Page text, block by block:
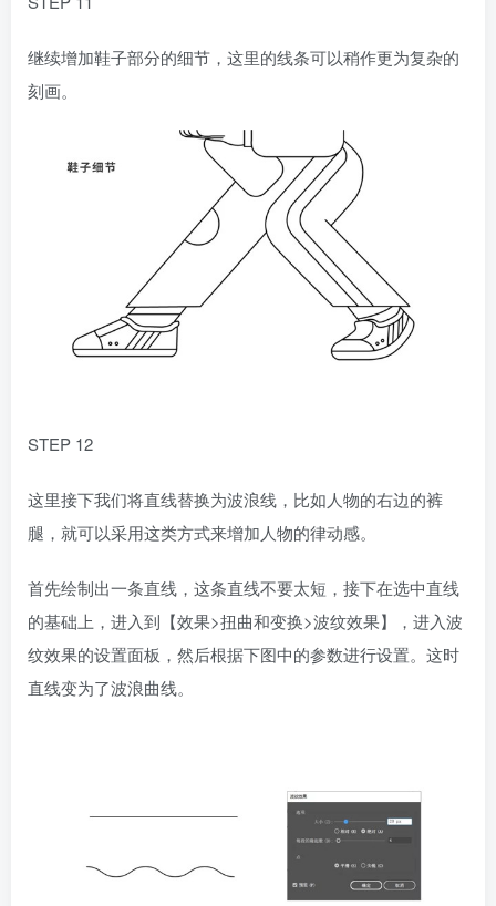
继续增加鞋子部分的细节，这里的线条可以稍作更为复杂的
刻画。
STEP 12
这里接下我们将直线替换为波浪线，比如人物的右边的裤
腿，就可以采用这类方式来增加人物的律动感。
首先绘制出一条直线，这条直线不要太短，接下在选中直线
的基础上，进入到【效果>扭曲和变换>波纹效果】，进入波
纹效果的设置面板，然后根据下图中的参数进行设置。这时
直线变为了波浪曲线。